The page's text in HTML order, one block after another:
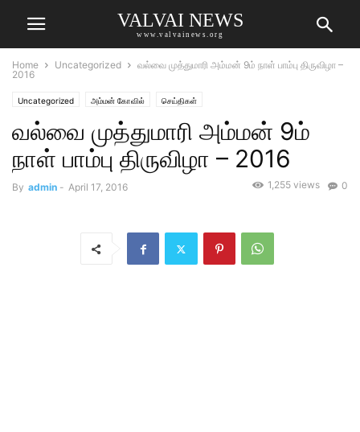
VALVAI NEWS
www.valvainews.org
Home Uncategorized
வல்வை முத்துமாரி அம்மன் 9ம் நாள் பாம்பு திருவிழா –
2016
Uncategorized அம்மன் கோவில் செய்திகள்
வல்வை முத்துமாரி அம்மன் 9ம்
நாள் பாம்பு திருவிழா – 2016
By admin - April 17, 2016 0
1,255 views